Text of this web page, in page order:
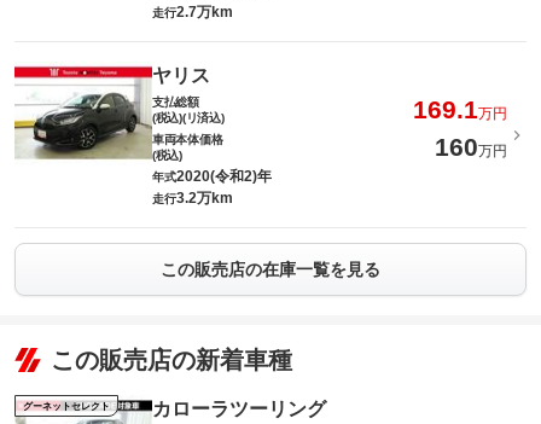
走行2.7万km
ヤリス
支払総額
(税込)(リ済込)
169.1万円
車両本体価格
(税込)
160万円
年式2020(令和2)年
走行3.2万km
この販売店の在庫一覧を見る
この販売店の新着車種
グーネットセレクト カローラツーリング